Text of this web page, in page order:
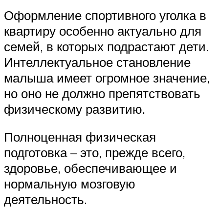
Оформление спортивного уголка в
квартиру особенно актуально для
семей, в которых подрастают дети.
Интеллектуальное становление
малыша имеет огромное значение,
но оно не должно препятствовать
физическому развитию.
Полноценная физическая
подготовка – это, прежде всего,
здоровье, обеспечивающее и
нормальную мозговую
деятельность.